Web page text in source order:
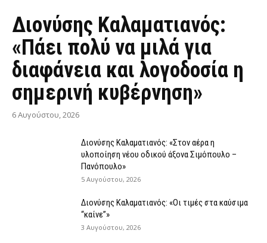
Διονύσης Καλαματιανός:
«Πάει πολύ να μιλά για
διαφάνεια και λογοδοσία η
σημερινή κυβέρνηση»
6 Αυγούστου, 2026
Διονύσης Καλαματιανός: «Στον αέρα η
υλοποίηση νέου οδικού άξονα Σιμόπουλο –
Πανόπουλο»
5 Αυγούστου, 2026
Διονύσης Καλαματιανός: «Οι τιμές στα καύσιμα
“καίνε”»
3 Αυγούστου, 2026